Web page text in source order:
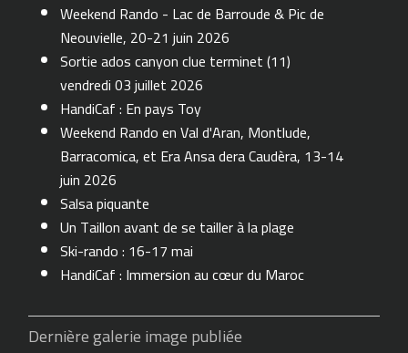
Weekend Rando - Lac de Barroude & Pic de
Neouvielle, 20-21 juin 2026
Sortie ados canyon clue terminet (11)
vendredi 03 juillet 2026
HandiCaf : En pays Toy
Weekend Rando en Val d'Aran, Montlude,
Barracomica, et Era Ansa dera Caudèra, 13-14
juin 2026
Salsa piquante
Un Taillon avant de se tailler à la plage
Ski-rando : 16-17 mai
HandiCaf : Immersion au cœur du Maroc
Dernière galerie image publiée